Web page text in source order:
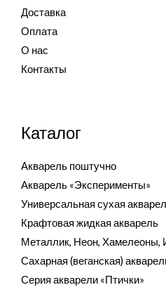
Доставка
Оплата
О нас
Контакты
Каталог
Акварель поштучно
Акварель «Эксперименты»
Универсальная сухая
Крафтовая жидкая акварель
Металлик, Неон, Хамелеоны,
Сахарная (веганская)
Серия акварели «Птички»